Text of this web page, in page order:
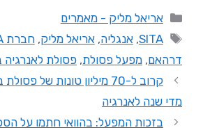
אריאל מליק - מאמרים
SITA
,אנגליה,אריאל מליק,חברת SITA
דרהאם, מפעל פסולת, פסולת לאנרגיה
קרוב ל-70 מיליון טונות של
מדי שנה לאנרגיה
בזכות המפעל: בהוואי חתמו על